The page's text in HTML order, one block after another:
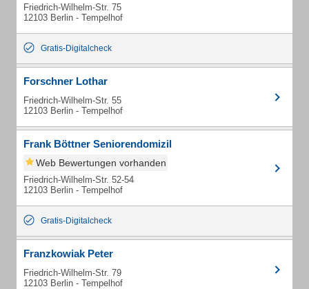
Friedrich-Wilhelm-Str. 75
12103 Berlin - Tempelhof
Gratis-Digitalcheck
Forschner Lothar
Friedrich-Wilhelm-Str. 55
12103 Berlin - Tempelhof
Frank Böttner Seniorendomizil
Web Bewertungen vorhanden
Friedrich-Wilhelm-Str. 52-54
12103 Berlin - Tempelhof
Gratis-Digitalcheck
Franzkowiak Peter
Friedrich-Wilhelm-Str. 79
12103 Berlin - Tempelhof